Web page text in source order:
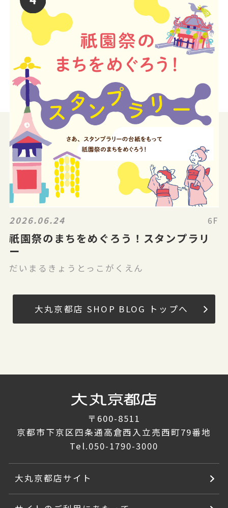
2026.06.24 6F
祇園祭のまちをめぐろう！スタンプラリ
ー
だいまるきょうとっこがくえん
大丸京都店 SHOP BLOG トップへ
〒600-8511
京都市下京区四条通高倉西入立売西町79番地
Tel.050-1790-3000
大丸京都店サイト